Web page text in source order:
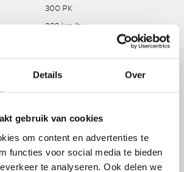
Details Over
gebruik van cookies
om content en advertenties te
functies voor social media te bieden
te analyseren. Ook delen we
300 PK
230 km/h
1980 KG
675 KG
tot 14-03-2028
22 %